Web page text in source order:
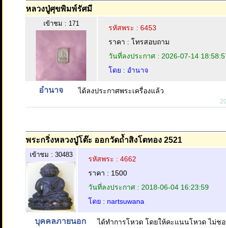
หลวงปู่ศุขพิมพ์รัศมี
เข้าชม : 171
รหัสพระ : 6453
ราคา : โทรสอบถาม
วันที่ลงประกาศ : 2026-07-14
โดย : อำนาจ
อำนาจ ได้ลงประกาศพระเครื่องแล้ว
พระกริ่งหลวงปู่โต๊ะ ออกวัดถ้ำสิงโตทอง 2521
เข้าชม : 30483
รหัสพระ : 4662
ราคา : 1500
วันที่ลงประกาศ : 2018-06-04 16:23:59
โดย : nartsuwana
บุคคลภายนอก ได้ทำการโหวด โดยให้คะแนนโหวด ไม่ช